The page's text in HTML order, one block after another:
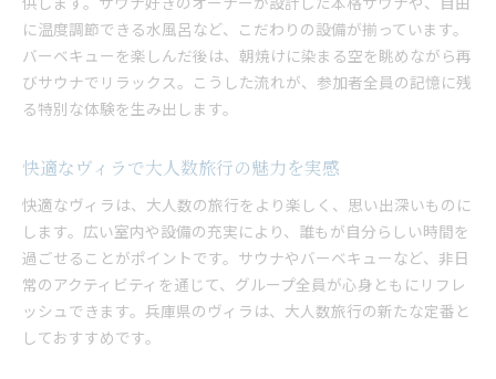
に温度調節できる水風呂など、こだわりの設備が揃っています。
バーベキューを楽しんだ後は、朝焼けに染まる空を眺めながら再
びサウナでリラックス。こうした流れが、参加者全員の記憶に残
る特別な体験を生み出します。
快適なヴィラで大人数旅行の魅力を実感
快適なヴィラは、大人数の旅行をより楽しく、思い出深いものに
します。広い室内や設備の充実により、誰もが自分らしい時間を
過ごせることがポイントです。サウナやバーベキューなど、非日
常のアクティビティを通じて、グループ全員が心身ともにリフレ
ッシュできます。兵庫県のヴィラは、大人数旅行の新たな定番と
しておすすめです。